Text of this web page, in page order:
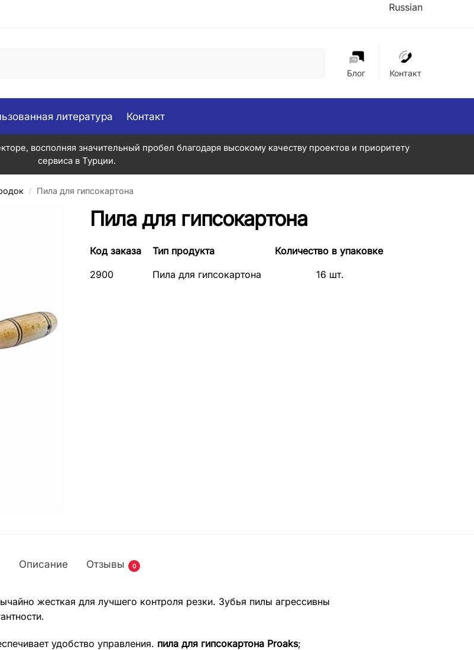
Russian
Блог Контакт
литература Контакт
восполняя значительный пробел благодаря высокому качеству проектов и приоритету
сервиса в Турции.
/ Пила для гипсокартона
Пила для гипсокартона
Код заказа Тип продукта
Количество в упаковке
2900
Пила для гипсокартона 16 шт.
Описание Отзывы 0
жесткая для лучшего контроля резки. Зубья пилы агрессивны
удобство управления. пила для гипсокартона Proaks;